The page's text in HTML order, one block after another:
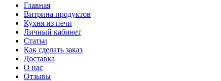
Главная
Витрина продуктов
Кухня из печи
Личный кабинет
Статьи
Как сделать заказ
Доставка
О нас
Отзывы